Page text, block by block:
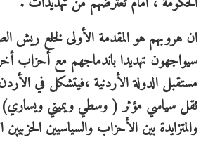
ان هروبهم هو المقدمة الأولى لخلع ريش
سيواجهون تهديدا باندماجهم مع أحزاب
مستقبل الدولة الأردنية ،فيتشكل في
ثقل سياسي مؤثر ( وسطي ويميني ويساري)
والمتزايدة بين الأحزاب والسياسيين الحزبيين